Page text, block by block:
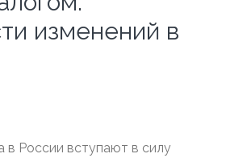
изменений в
в России вступают в силу